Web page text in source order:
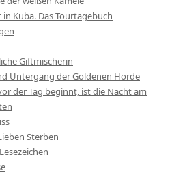
in Kuba. Das Tourtagebuch
Giftmischerin
Untergang der Goldenen Horde
der Tag beginnt, ist die Nacht am
Sterben